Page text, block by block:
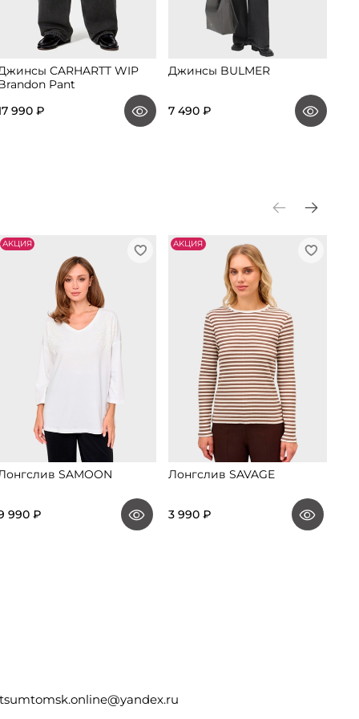
CARHARTT WIP
Pant
990 ₽
Джинсы BULMER
7 490 ₽
АKЦИЯ
SAMOON
990 ₽
АKЦИЯ
Лонгслив SAVAGE
3 990 ₽
tsumtomsk.online@yandex.ru